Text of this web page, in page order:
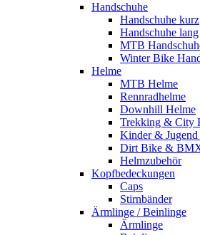
Handschuhe
Handschuhe kurz
Handschuhe lang
MTB
Winter Bike
Helme
MTB Helme
Rennradhelme
Downhill Helme
Trekking & City
Kinder &
Dirt Bike &
Helmzubehör
Kopfbedeckungen
Caps
Stirnbänder
Ärmlinge / Beinlinge
Ärmlinge